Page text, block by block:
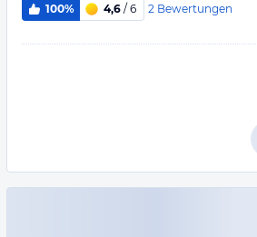
100% 4,6 / 6 2 Bewertungen